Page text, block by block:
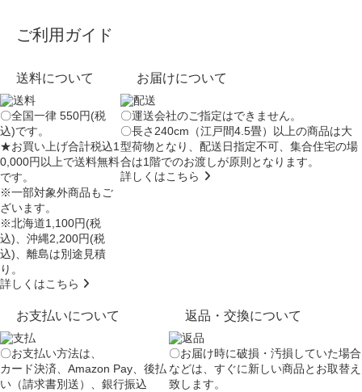
ご利用ガイド
送料について
〇全国一律 550円(税
込)です。
★お買い上げ合計税込1
0,000円以上で送料無料
です。
※一部対象外商品もご
ざいます。
※北海道1,100円(税
込)、沖縄2,200円(税
込)、離島は別途見積
り。
詳しくはこちら
お届けについて
〇運送会社のご指定はできません。
〇長さ240cm（江戸間4.5畳）以上の商品は大
型荷物となり、配送日指定不可、集合住宅の場
合は1階でのお渡しが原則となります。
詳しくはこちら
お支払いについて
〇お支払い方法は、
カード決済、Amazon Pay、後払
い（請求書別送）、銀行振込
返品・交換について
〇お届け時に破損・汚損していた場合
などは、すぐに新しい商品とお取替え
致します。